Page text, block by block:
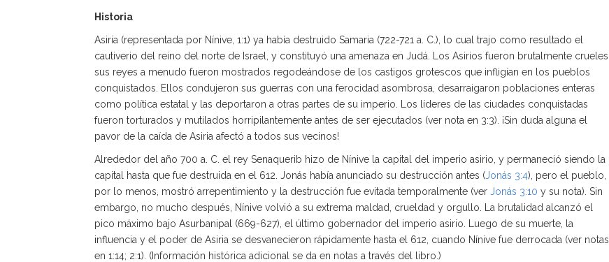
Historia
Asiria (representada por Nínive, 1:1) ya había destruido Samaria (722-721 a. C.), lo cual trajo como resultado el
cautiverio del reino del norte de Israel, y constituyó una amenaza en Judá. Los Asirios fueron brutalmente crueles,
sus reyes a menudo fueron mostrados regodeándose de los castigos grotescos que infligían en los pueblos
conquistados. Ellos condujeron sus guerras con una ferocidad asombrosa, desarraigaron poblaciones enteras
como política estatal y las deportaron a otras partes de su imperio. Los líderes de las ciudades conquistadas
fueron torturados y mutilados horripilantemente antes de ser ejecutados (ver nota en 3:3). ¡Sin duda alguna el
pavor de la caída de Asiria afectó a todos sus vecinos!
Alrededor del año 700 a. C. el rey Senaquerib hizo de Nínive la capital del imperio asirio, y permaneció siendo la
capital hasta que fue destruida en el 612. Jonás había anunciado su destrucción antes (Jonás 3:4), pero el pueblo,
por lo menos, mostró arrepentimiento y la destrucción fue evitada temporalmente (ver Jonás 3:10 y su nota). Sin
embargo, no mucho después, Nínive volvió a su extrema maldad, crueldad y orgullo. La brutalidad alcanzó el
pico máximo bajo Asurbanipal (669-627), el último gobernador del imperio asirio. Luego de su muerte, la
influencia y el poder de Asiria se desvanecieron rápidamente hasta el 612, cuando Nínive fue derrocada (ver notas
en 1:14; 2:1). (Información histórica adicional se da en notas a través del libro.)